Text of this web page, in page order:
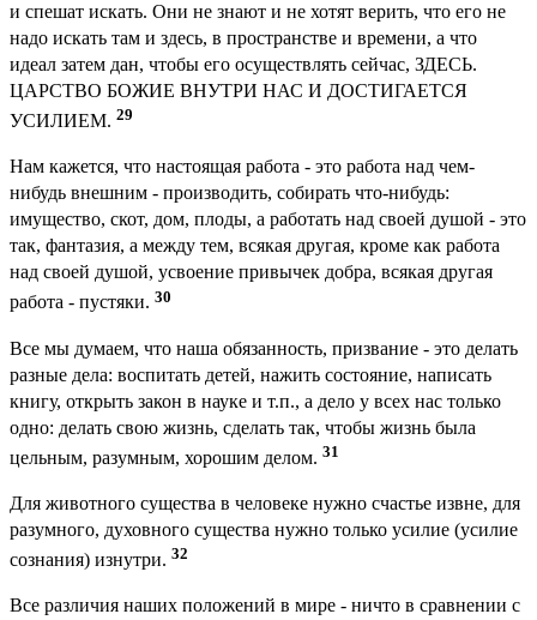
и спешат искать. Они не знают и не хотят верить, что его не
надо искать там и здесь, в пространстве и времени, а что
идеал затем дан, чтобы его осуществлять сейчас, ЗДЕСЬ.
ЦАРСТВО БОЖИЕ ВНУТРИ НАС И ДОСТИГАЕТСЯ
УСИЛИЕМ. 29
Нам кажется, что настоящая работа - это работа над чем-
нибудь внешним - производить, собирать что-нибудь:
имущество, скот, дом, плоды, а работать над своей душой - это
так, фантазия, а между тем, всякая другая, кроме как работа
над своей душой, усвоение привычек добра, всякая другая
работа - пустяки. 30
Все мы думаем, что наша обязанность, призвание - это делать
разные дела: воспитать детей, нажить состояние, написать
книгу, открыть закон в науке и т.п., а дело у всех нас только
одно: делать свою жизнь, сделать так, чтобы жизнь была
цельным, разумным, хорошим делом. 31
Для животного существа в человеке нужно счастье извне, для
разумного, духовного существа нужно только усилие (усилие
сознания) изнутри. 32
Все различия наших положений в мире - ничто в сравнении с